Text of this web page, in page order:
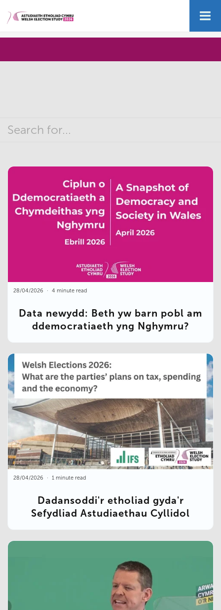
Data newydd: Beth yw barn pobl am
ddemocratiaeth yng Nghymru?
28/04/2026 4 minute read
Dadansoddi'r etholiad gyda'r
Sefydliad Astudiaethau Cyllidol
28/04/2026 1 minute read